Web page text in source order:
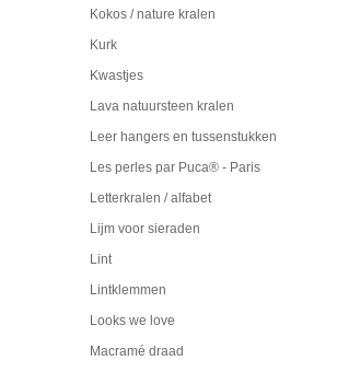
Kokos / nature kralen
Kurk
Kwastjes
Lava natuursteen kralen
Leer hangers en tussenstukken
Les perles par Puca® - Paris
Letterkralen / alfabet
Lijm voor sieraden
Lint
Lintklemmen
Looks we love
Macramé draad